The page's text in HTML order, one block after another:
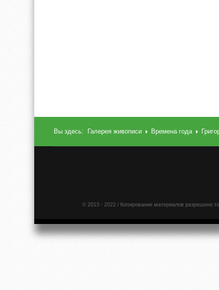
Вы здесь: Галерея живописи Времена года
© 2013 - 2022 / Копирование материалов разрешено